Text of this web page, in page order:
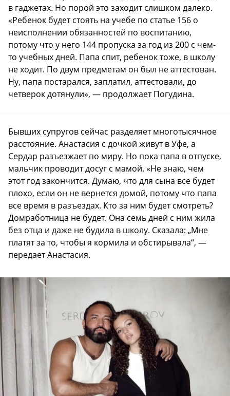
в гаджетах. Но порой это заходит слишком далеко.
«Ребенок будет стоять на учебе по статье 156 о
неисполнении обязанностей по воспитанию,
потому что у него 144 пропуска за год из 200 с чем-
то учебных дней. Папа спит, ребенок тоже, в школу
не ходит. По двум предметам он был не аттестован.
Ну, папа постарался, заплатил, аттестовали, до
четверок дотянули», — продолжает Погудина.
Бывших супругов сейчас разделяет многотысячное
расстояние. Анастасия с дочкой живут в Уфе, а
Сердар разъезжает по миру. Но пока папа в отпуске,
мальчик проводит досуг с мамой. «Не знаю, чем
этот год закончится. Думаю, что для сына все будет
плохо, если он не вернется домой, потому что папа
все время в разъездах. Кто за ним будет смотреть?
Домработница не будет. Она семь дней с ним жила
без отца и даже не будила в школу. Сказала: „Мне
платят за то, чтобы я кормила и обстирывала“, —
передает Анастасия.